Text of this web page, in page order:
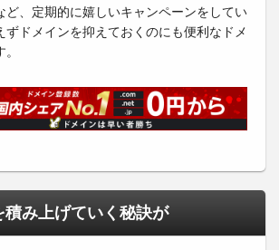
ど、定期的に嬉しいキャンペーンをしてい
ずドメインを抑えておくのにも便利なドメ
積み上げていく秘訣が